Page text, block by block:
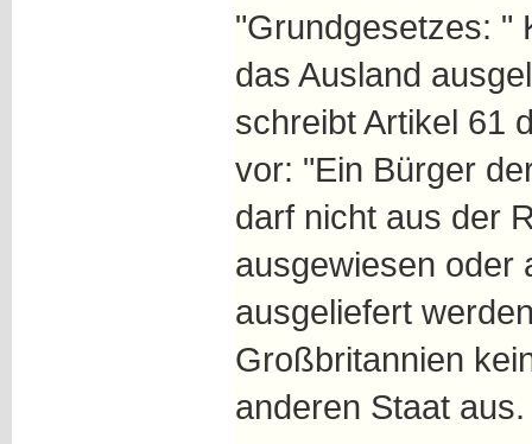
"Grundgesetzes: "
das Ausland
schreibt Artikel 61
vor: "Ein Bürger
darf nicht aus der
ausgewiesen oder
ausgeliefert
Großbritannien
anderen Staat aus.